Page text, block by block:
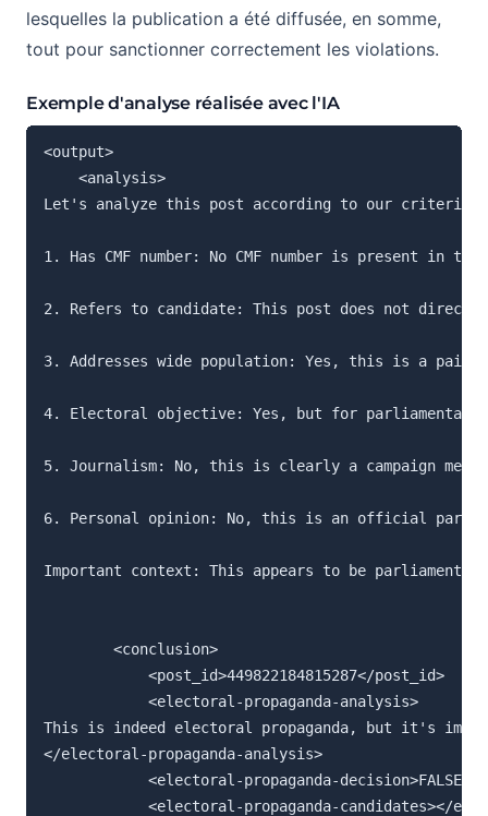
lesquelles la publication a été diffusée, en somme,
tout pour sanctionner correctement les violations.
Exemple d'analyse réalisée avec l'IA
<output>
Let's analyze this post according to our criteria:
1. Has CMF number: No CMF number is present in
2. Refers to candidate: This post does not
3. Addresses wide population: Yes, this is a paid
4. Electoral objective: Yes, but for parliamentary
5. Journalism: No, this is clearly a campaign
6. Personal opinion: No, this is an official party
Important context: This appears to be
This is indeed electoral propaganda, but it's
</electoral-propaganda-analysis>